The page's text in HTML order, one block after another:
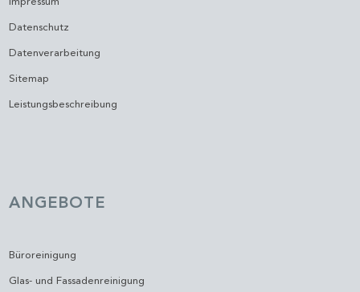
Impressum
Datenschutz
Datenverarbeitung
Sitemap
Leistungsbeschreibung
ANGEBOTE
Büroreinigung
Glas- und Fassadenreinigung